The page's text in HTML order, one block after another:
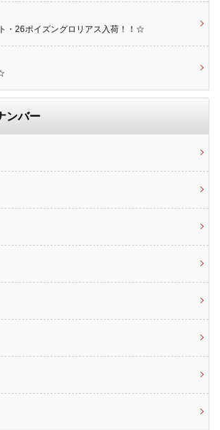
26ポイズングロリアス入荷！！☆
ンバー